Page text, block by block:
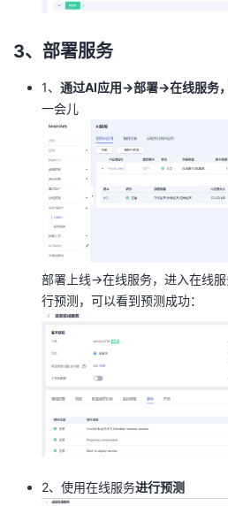
3、部署服务
1、 通过AI应用->部署->在线服务
一会儿
部署上线->在线服务，进入在线
行预测，可以看到预测成功：
2、使用在线服务进行预测